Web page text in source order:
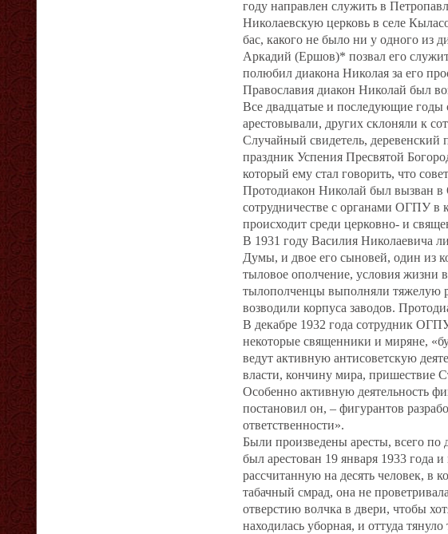
году направлен служить в
Николаевскую церковь в селе
бас, какого не было ни у одного из
Аркадий (Ершов)* позвал его
полюбил диакона Николая за его
Православия диакон Николай был
Все двадцатые и последующие
арестовывали, других склоняли к
Случайный свидетель, деревенский
праздник Успения Пресвятой
который ему стал говорить, что
Протодиакон Николай был вызван в
сотрудничестве с органами ОГПУ в
происходит среди церковно- и
В 1931 году Василия Николаевича
Думы, и двое его сыновей, один из
тыловое ополчение, условия жизни
тылополченцы выполняли тяжелую
возводили корпуса заводов.
В декабре 1932 года сотрудник
некоторые священники и миряне,
ведут активную антисоветскую
власти, кончину мира, пришествие
Особенно активную деятельность
постановил он, – фигурантов
ответственности».
Были произведены аресты, всего по
был арестован 19 января 1933 года
рассчитанную на десять человек, в
табачный смрад, она не
отверстию волчка в двери, чтобы
находилась уборная, и оттуда